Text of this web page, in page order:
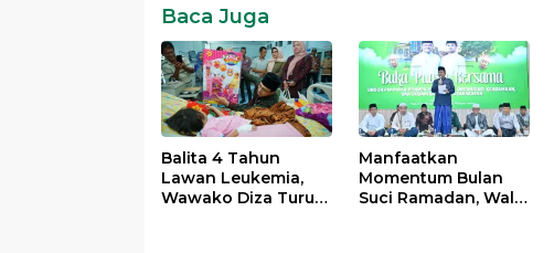
SR28
Baca Juga
Balita 4 Tahun
Lawan Leukemia,
Wawako Diza Turun
Manfaatkan
Momentum Bulan
Suci Ramadan, Wali